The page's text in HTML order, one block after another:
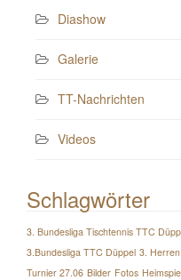
Diashow
Galerie
TT-Nachrichten
Videos
Schlagwörter
3. Bundesliga Tischtennis TTC
3.Bundesliga TTC Düppel 3. Herren
Turnier 27.06 Bilder Fotos